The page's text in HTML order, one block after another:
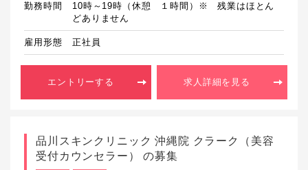
勤務時間
10時～19時（休憩　１時間）※　残業はほとん
どありません
雇用形態 正社員
エントリーする 求人詳細を見る
品川スキンクリニック 沖縄院 クラーク（美容
受付カウンセラー） の募集